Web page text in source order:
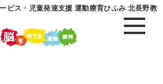
ビス・児童発達支援 運動療育ひふみ 北長野教